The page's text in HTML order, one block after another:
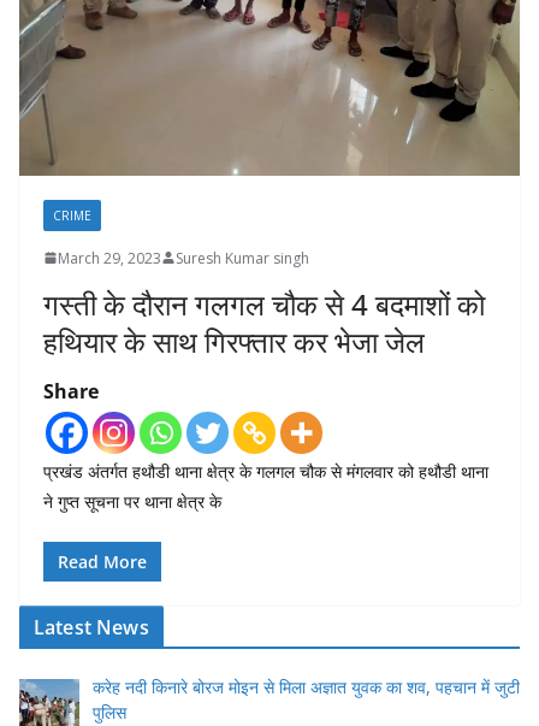
CRIME
March 29, 2023 Suresh Kumar singh
गस्ती के दौरान गलगल चौक से 4 बदमाशों को
हथियार के साथ गिरफ्तार कर भेजा जेल
Share
प्रखंड अंतर्गत हथौडी थाना क्षेत्र के गलगल चौक से मंगलवार को हथौडी थाना
ने गुप्त सूचना पर थाना क्षेत्र के
Read More
Latest News
करेह नदी किनारे बोरज मोइन से मिला अज्ञात युवक का शव, पहचान में जुटी
पुलिस